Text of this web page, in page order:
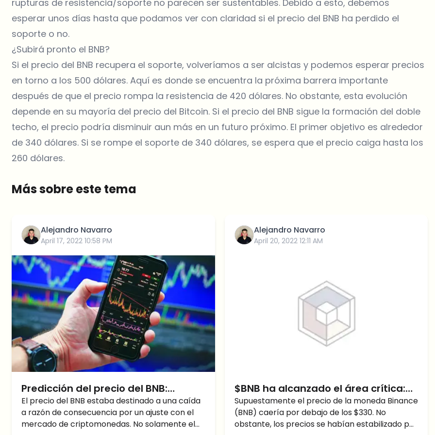
rupturas de resistencia/soporte no parecen ser sustentables. Debido a esto, debemos
esperar unos días hasta que podamos ver con claridad si el precio del BNB ha perdido el
soporte o no.
¿Subirá pronto el BNB?
Si el precio del BNB recupera el soporte, volveríamos a ser alcistas y podemos esperar precios
en torno a los 500 dólares. Aquí es donde se encuentra la próxima barrera importante
después de que el precio rompa la resistencia de 420 dólares. No obstante, esta evolución
depende en su mayoría del precio del Bitcoin. Si el precio del BNB sigue la formación del doble
techo, el precio podría disminuir aun más en un futuro próximo. El primer objetivo es alrededor
de 340 dólares. Si se rompe el soporte de 340 dólares, se espera que el precio caiga hasta los
260 dólares.
Más sobre este tema
Alejandro Navarro
April 17, 2022 10:58 PM
Predicción del precio del BNB:
Grandes noticias para Binance Coin
El precio del BNB estaba destinado a una caída
a razón de consecuencia por un ajuste con el
mercado de criptomonedas. No solamente el
Alejandro Navarro
April 20, 2022 12:11 AM
$BNB ha alcanzado el área crítica:
Pronóstico para el precio de las
monedas de Binance, ¿qué viene a
continuación?
Supuestamente el precio de la moneda Binance
(BNB) caería por debajo de los $330. No
obstante, los precios se habían estabilizado por